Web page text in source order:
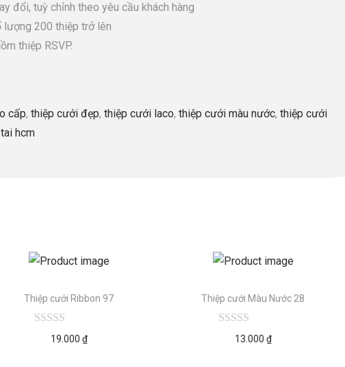
đổi, tuỳ chỉnh theo yêu cầu khách hàng
200 thiệp trở lên
thiệp RSVP.
cấp, thiệp cưới đẹp, thiệp cưới laco, thiệp cưới màu nước, thiệp cưới
hcm
Thiệp cưới Ribbon 97
19.000 ₫
Thiệp cưới Màu Nước 28
13.000 ₫